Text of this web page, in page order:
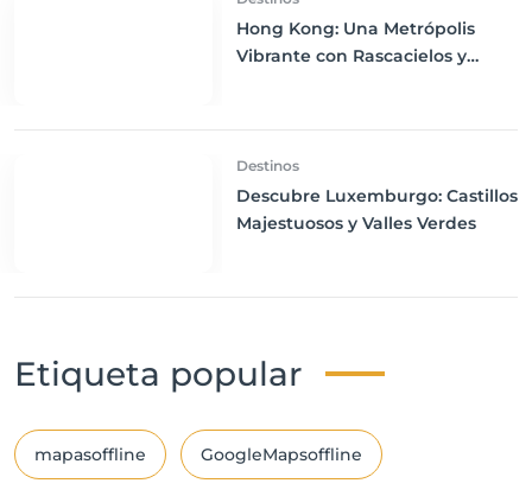
Hong Kong: Una Metrópolis
Vibrante con Rascacielos y
Destinos
Descubre Luxemburgo: Castillos
Majestuosos y Valles Verdes
Etiqueta popular
mapasoffline GoogleMapsoffline